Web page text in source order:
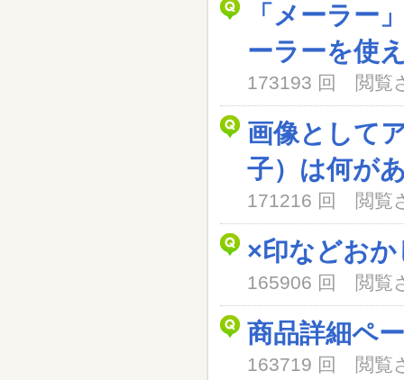
「メーラー
ーラーを使
173193 回 閲覧
画像として
子）は何が
171216 回 閲覧
×印などお
165906 回 閲覧
商品詳細ペ
163719 回 閲覧